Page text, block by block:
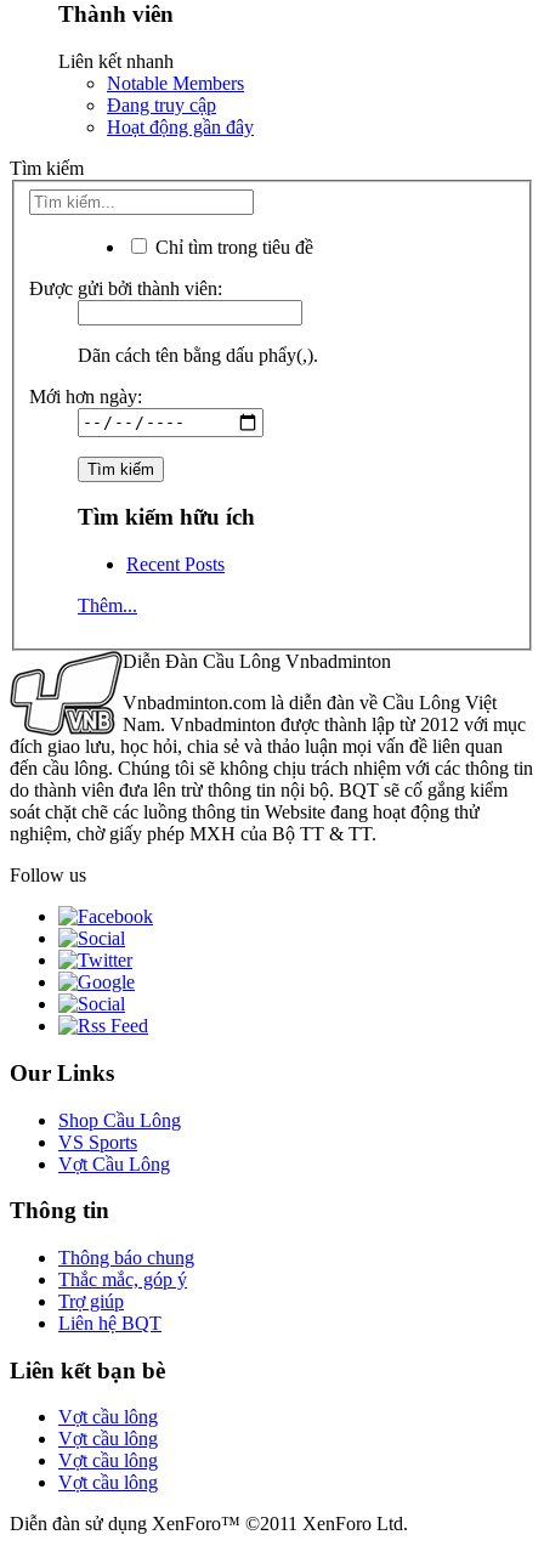
Thành viên
Liên kết nhanh
Notable Members
Đang truy cập
Hoạt động gần đây
Tìm kiếm
Chỉ tìm trong tiêu đề
Được gửi bởi thành viên:
Dãn cách tên bằng dấu phẩy(,).
Mới hơn ngày:
Tìm kiếm hữu ích
Recent Posts
Thêm...
Diễn Đàn Cầu Lông Vnbadminton
Vnbadminton.com là diễn đàn về Cầu Lông Việt
Nam. Vnbadminton được thành lập từ 2012 với mục
đích giao lưu, học hỏi, chia sẻ và thảo luận mọi vấn đề liên quan
đến cầu lông. Chúng tôi sẽ không chịu trách nhiệm với các thông tin
do thành viên đưa lên trừ thông tin nội bộ. BQT sẽ cố gắng kiểm
soát chặt chẽ các luồng thông tin Website đang hoạt động thử
nghiệm, chờ giấy phép MXH của Bộ TT & TT.
Follow us
Our Links
Shop Cầu Lông
VS Sports
Vợt Cầu Lông
Thông tin
Thông báo chung
Thắc mắc, góp ý
Trợ giúp
Liên hệ BQT
Liên kết bạn bè
Vợt cầu lông
Vợt cầu lông
Vợt cầu lông
Vợt cầu lông
Diễn đàn sử dụng XenForo™ ©2011 XenForo Ltd.